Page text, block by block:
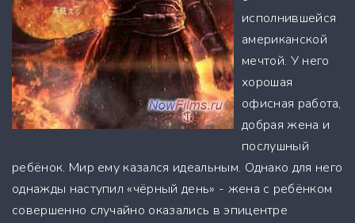
исполнившейся
американской
мечтой. У него
хорошая
офисная работа,
добрая жена и
послушный
ребёнок. Мир ему казался идеальным. Однако для него
однажды наступил «чёрный день» - жена с ребёнком
совершенно случайно оказались в эпицентре